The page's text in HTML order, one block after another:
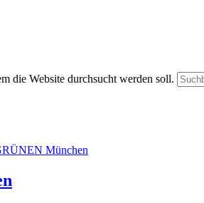
die Website durchsucht werden soll.